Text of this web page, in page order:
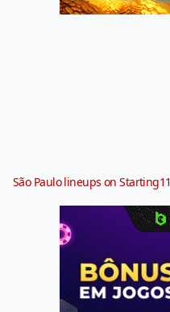
São Paulo lineups on Starting11